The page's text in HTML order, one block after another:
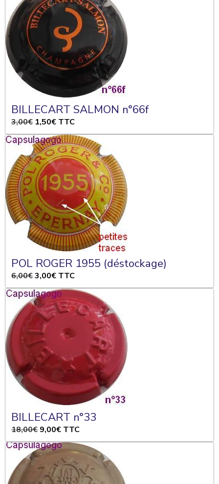
BILLECART SALMON n°66f
3,00€ 1,50€ TTC
POL ROGER 1955 (déstockage)
6,00€3,00€ TTC
BILLECART n°33
18,00€ 9,00€ TTC